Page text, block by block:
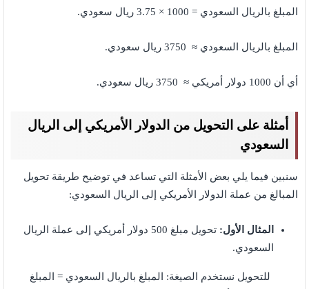
المبلغ بالريال السعودي = 1000 × 3.75 ريال سعودي.
المبلغ بالريال السعودي ≈ 3750 ريال سعودي.
أي أن 1000 دولار أمريكي ≈ 3750 ريال سعودي.
أمثلة على التحويل من الدولار الأمريكي إلى الريال
السعودي
سنبين فيما يلي بعض الأمثلة التي تساعد في توضيح طريقة تحويل
المبالغ من عملة الدولار الأمريكي إلى الريال السعودي:
المثال الأول:
تحويل مبلغ 500 دولار أمريكي إلى عملة الريال
السعودي.
للتحويل نستخدم الصيغة: المبلغ بالريال السعودي = المبلغ